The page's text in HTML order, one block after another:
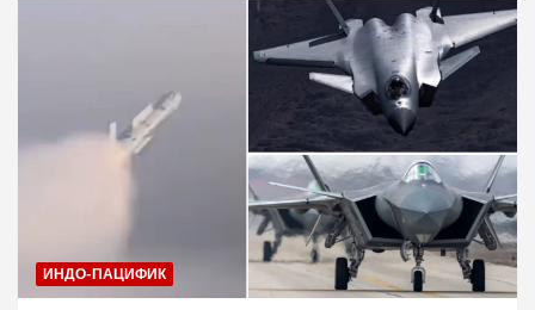
ИНДО-ПАЦИФИК